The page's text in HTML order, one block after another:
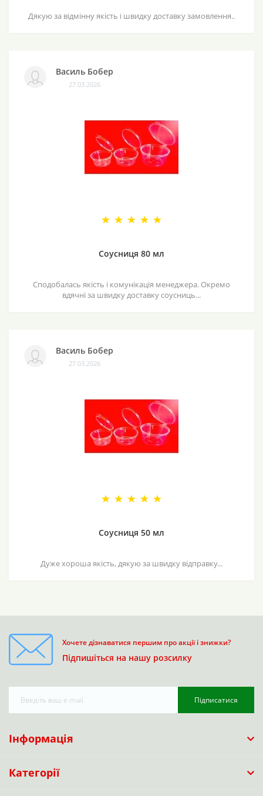
Дякую за відмінну якість і швидку доставку замовлення..
Василь Бобер
27.03.2026
Соусниця 80 мл
Сподобалась якість і комунікація менеджера. Окремо
вдячні за швидку доставку соусниць...
Василь Бобер
27.03.2026
Соусниця 50 мл
Дуже хороша якість, дякую за швидку відправку...
Хочете дізнаватися першим про акції і знижки?
Підпишіться на нашу розсилку
Підписатися
Інформація
Категорії